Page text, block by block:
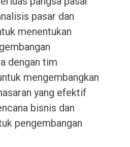
pasar dan
menentukan
dengan tim
mengembangkan
yang efektif
bisnis dan
pengembangan